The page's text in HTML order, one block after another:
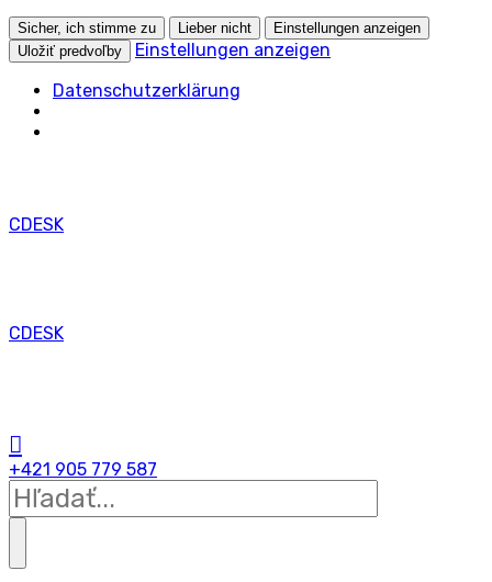
Sicher, ich stimme zu Lieber nicht
Einstellungen anzeigen
Uložiť predvoľby
Einstellungen anzeigen
Datenschutzerklärung
CDESK
CDESK
+421 905 779 587